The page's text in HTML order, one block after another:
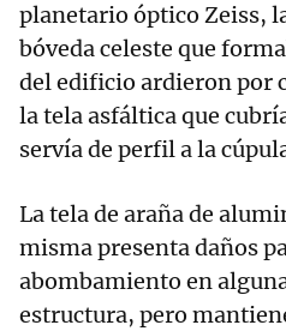
planetario óptico Zeiss,
bóveda celeste que
del edificio ardieron por
la tela asfáltica que
servía de perfil a la
La tela de araña de
misma presenta daños
abombamiento en
estructura, pero